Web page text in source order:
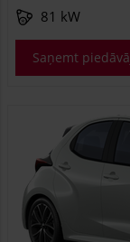
81 kW
Saņemt